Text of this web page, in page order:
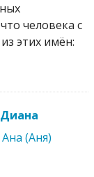
человека с
этих имён:
Диана
Ана (Аня)